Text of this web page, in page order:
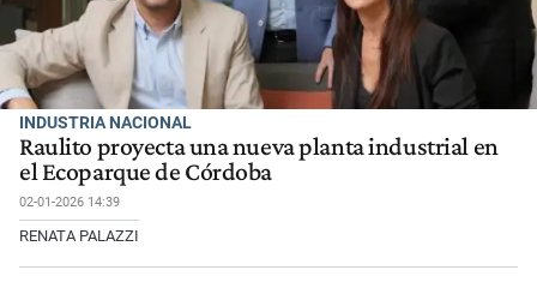
INDUSTRIA NACIONAL
Raulito proyecta una nueva planta industrial en
el Ecoparque de Córdoba
02-01-2026 14:39
RENATA PALAZZI